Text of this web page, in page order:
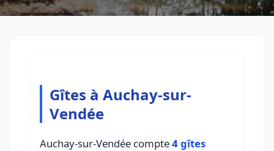
Gîtes à Auchay-sur-
Vendée
Auchay-sur-Vendée compte4 gîtes